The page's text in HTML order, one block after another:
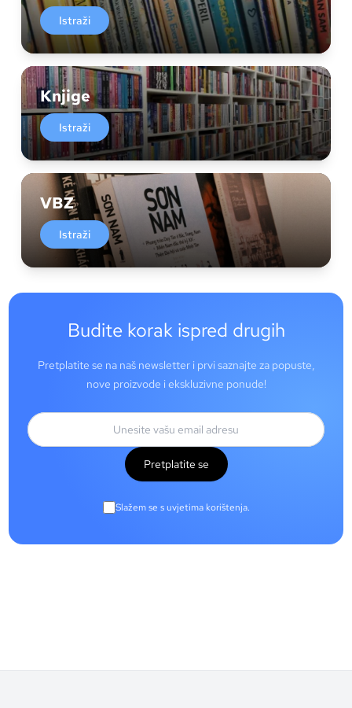
Istraži
Knjige
Istraži
VBZ
Istraži
Budite korak ispred drugih
Pretplatite se na naš newsletter i prvi saznajte za popuste,
nove proizvode i ekskluzivne ponude!
Pretplatite se
Slažem se s uvjetima korištenja.